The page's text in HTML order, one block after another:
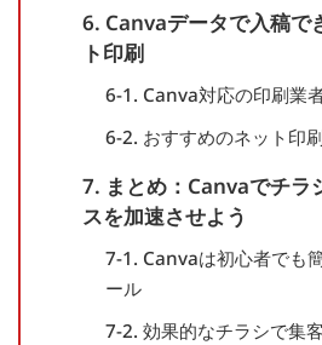
6. Canvaデータで入稿で
ト印刷
6-1. Canva対応の印刷業
6-2. おすすめのネット印
7. まとめ：Canvaでチラ
スを加速させよう
7-1. Canvaは初心者でも
ール
7-2. 効果的なチラシで集